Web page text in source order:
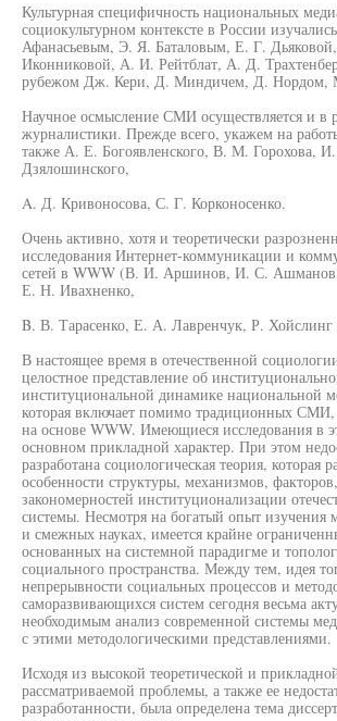
Культурная специфичность национальных
социокультурном контексте в России
Афанасьевым, Э. Я. Баталовым, Е. Г.
Иконниковой, А. И. Рейтблат, А. Д.
рубежом Дж. Кери, Д. Миндичем, Д. Нордом,
Научное осмысление СМИ осуществляется и в
журналистики. Прежде всего, укажем на
также А. Е. Богоявленского, В. М. Горохова,
Дзялошинского,
A. Д. Кривоносова, С. Г. Корконосенко.
Очень активно, хотя и теоретически
исследования Интернет-коммуникации и
сетей в WWW (В. И. Аршинов, И. С.
Е. Н. Ивахненко,
B. В. Тарасенко, Е. А. Лавренчук, Р. Хойслинг
В настоящее время в отечественной
целостное представление об
институциональной динамике национальной
которая включает помимо традиционных
на основе WWW. Имеющиеся исследования в
основном прикладной характер. При этом
разработана социологическая теория, которая
особенности структуры, механизмов,
закономерностей институционализации
системы. Несмотря на богатый опыт изучения
и смежных науках, имеется крайне
основанных на системной парадигме и
социального пространства. Между тем, идея
непрерывности социальных процессов и
саморазвивающихся систем сегодня весьма
необходимым анализ современной системы
с этими методологическими представлениями.
Исходя из высокой теоретической и
рассматриваемой проблемы, а также ее
разработанности, была определена тема